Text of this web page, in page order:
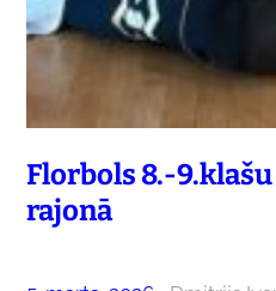
Florbols 8.-
rajonā